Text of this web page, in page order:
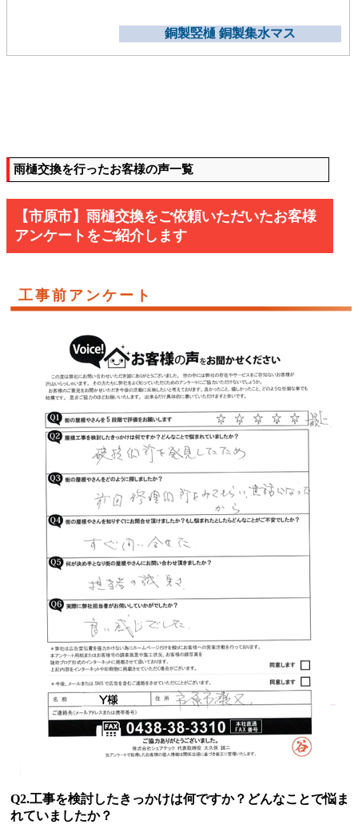
銅製竪樋 銅製集水マス
雨樋交換を行ったお客様の声一覧
【市原市】雨樋交換をご依頼いただいたお客様
アンケートをご紹介します
工事前アンケート
Q2.工事を検討したきっかけは何ですか？どんなことで悩ま
れていましたか？